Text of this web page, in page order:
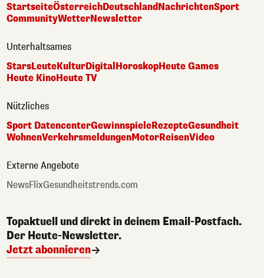
StartseiteÖsterreichDeutschlandNachrichtenSport
CommunityWetterNewsletter
Unterhaltsames
StarsLeuteKulturDigital HoroskopHeute Games
Heute KinoHeute TV
Nützliches
Sport DatencenterGewinnspieleRezepteGesundheit
WohnenVerkehrsmeldungenMotorReisenVideo
Externe Angebote
NewsFlixGesundheitstrends.com
Topaktuell und direkt in deinem Email-Postfach.
Der Heute-Newsletter.
Jetzt abonnieren